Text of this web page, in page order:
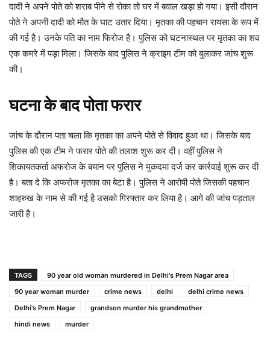
दादी ने अपने पोते को शराब पीने से रोका तो घर में बवाल खड़ा हो गया। इसी दौरान
पोते ने अपनी दादी को मौत के घाट उतार दिया। मृतका की पहचान रायसा के रूप में
की गई है। उनके पति का नाम फिरोज है। पुलिस को घटनास्थल पर मृतका का शव
एक कमरे में पड़ा मिला। जिसके बाद पुलिस ने क्राइम टीम को बुलाकर जांच शुरू
की।
घटना के बाद पोता फरार
जांच के दौरान पता चला कि मृतका का अपने पोते से विवाद हुआ था। जिसके बाद
पुलिस की एक टीम ने फरार पोते की तलाश शुरू कर दी। वहीं पुलिस ने
शिकायतकर्ता अफरोज के बयान पर पुलिस ने मुकदमा दर्ज कर कार्रवाई शुरू कर दी
है। बता दे कि अफरोज मृतका का बेटा है। पुलिस ने आरोपी पोते जिसकी पहचान
शाहरुख के नाम से की गई है उसको गिरफ्तार कर लिया है। आगे की जांच पड़ताल
जारी है।
TAGS
90 year old woman murdered in Delhi's Prem Nagar area
90 year woman murder
crime news delhi
delhi crime news
Delhi's Prem Nagar
grandson murder his grandmother
hindi news
murder